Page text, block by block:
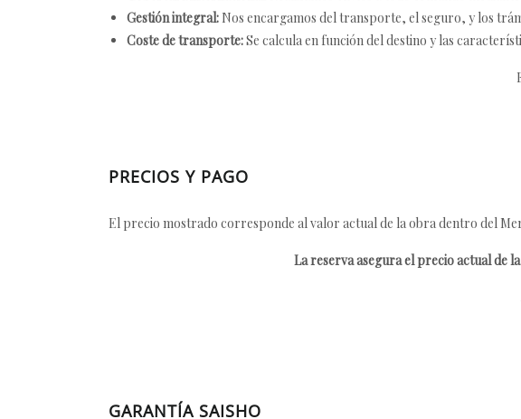
Gestión integral: Nos encargamos del transporte, el seguro, y los
Coste de transporte:Se calcula en función del destino y las
PRECIOS Y PAGO
El precio mostrado corresponde al valor actual de la obra dentro del
La reserva asegura el precio actual de
GARANTÍA SAISHO